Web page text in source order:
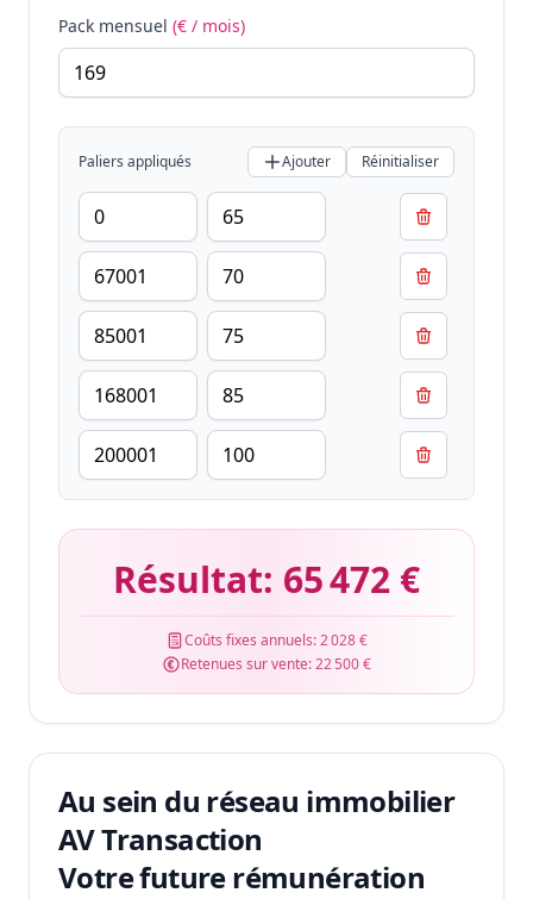
Pack mensuel (€ / mois)
Paliers appliqués Ajouter Réinitialiser
Résultat: 65 472 €
Coûts fixes annuels:2 028 €
Retenues sur vente:22 500 €
Au sein du réseau immobilier
AV Transaction
Votre future rémunération